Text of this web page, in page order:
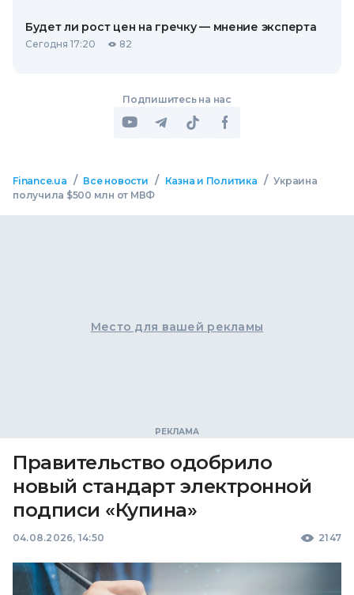
Будет ли рост цен на гречку — мнение эксперта
Сегодня 17:20 82
Подпишитесь на нас
Finance.ua / Все новости / Казна и Политика / Украина
получила $500 млн от МВФ
Место для вашей рекламы
Правительство одобрило
новый стандарт электронной
подписи «Купина»
04.08.2026, 14:50 2147